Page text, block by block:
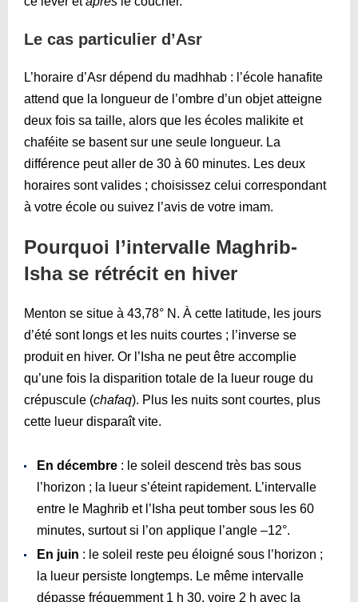
Le cas particulier d’Asr
L’horaire d’Asr dépend du madhhab : l’école hanafite
attend que la longueur de l’ombre d’un objet atteigne
deux fois sa taille, alors que les écoles malikite et
chaféite se basent sur une seule longueur. La
différence peut aller de 30 à 60 minutes. Les deux
horaires sont valides ; choisissez celui correspondant
à votre école ou suivez l’avis de votre imam.
Pourquoi l’intervalle Maghrib-
Isha se rétrécit en hiver
Menton se situe à 43,78° N. À cette latitude, les jours
d’été sont longs et les nuits courtes ; l’inverse se
produit en hiver. Or l’Isha ne peut être accomplie
qu’une fois la disparition totale de la lueur rouge du
crépuscule (chafaq). Plus les nuits sont courtes, plus
cette lueur disparaît vite.
En décembre : le soleil descend très bas sous
l’horizon ; la lueur s’éteint rapidement. L’intervalle
entre le Maghrib et l’Isha peut tomber sous les 60
minutes, surtout si l’on applique l’angle –12°.
En juin : le soleil reste peu éloigné sous l’horizon ;
la lueur persiste longtemps. Le même intervalle
dépasse fréquemment 1 h 30, voire 2 h avec la